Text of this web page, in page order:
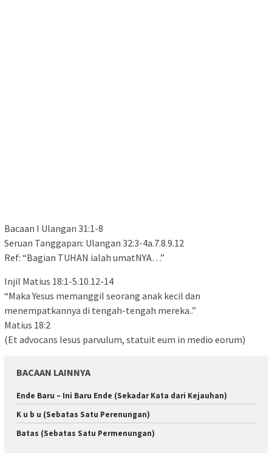
Bacaan I Ulangan 31:1-8
Seruan Tanggapan: Ulangan 32:3-4a.7.8.9.12
Ref: “Bagian TUHAN ialah umatNYA…”
Injil Matius 18:1-5.10.12-14
“Maka Yesus memanggil seorang anak kecil dan
menempatkannya di tengah-tengah mereka..”
Matius 18:2
(Et advocans Iesus parvulum, statuit eum in medio eorum)
BACAAN LAINNYA
Ende Baru – Ini Baru Ende (Sekadar Kata dari Kejauhan)
K u b u (Sebatas Satu Perenungan)
Batas (Sebatas Satu Permenungan)